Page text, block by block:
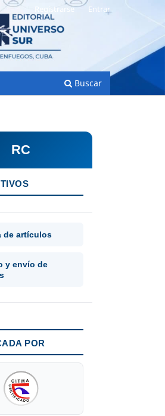
Buscar
Registrarse Entrar
RC
de artículos
y envío de
POR